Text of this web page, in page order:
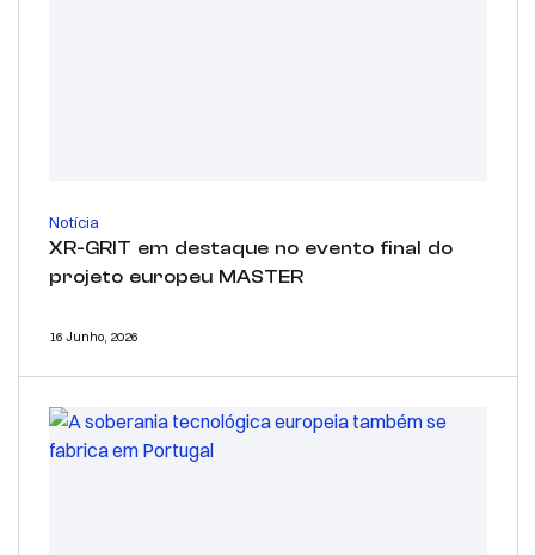
Notícia
XR-GRIT em destaque no evento final do
projeto europeu MASTER
16 Junho, 2026